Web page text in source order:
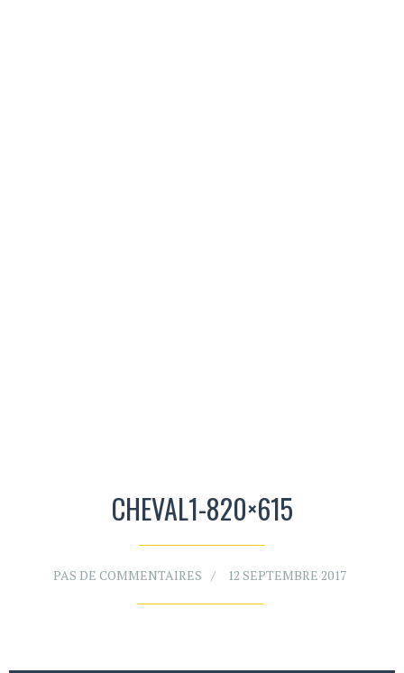
CHEVAL1-820×615
PAS DE COMMENTAIRES 12 SEPTEMBRE 2017